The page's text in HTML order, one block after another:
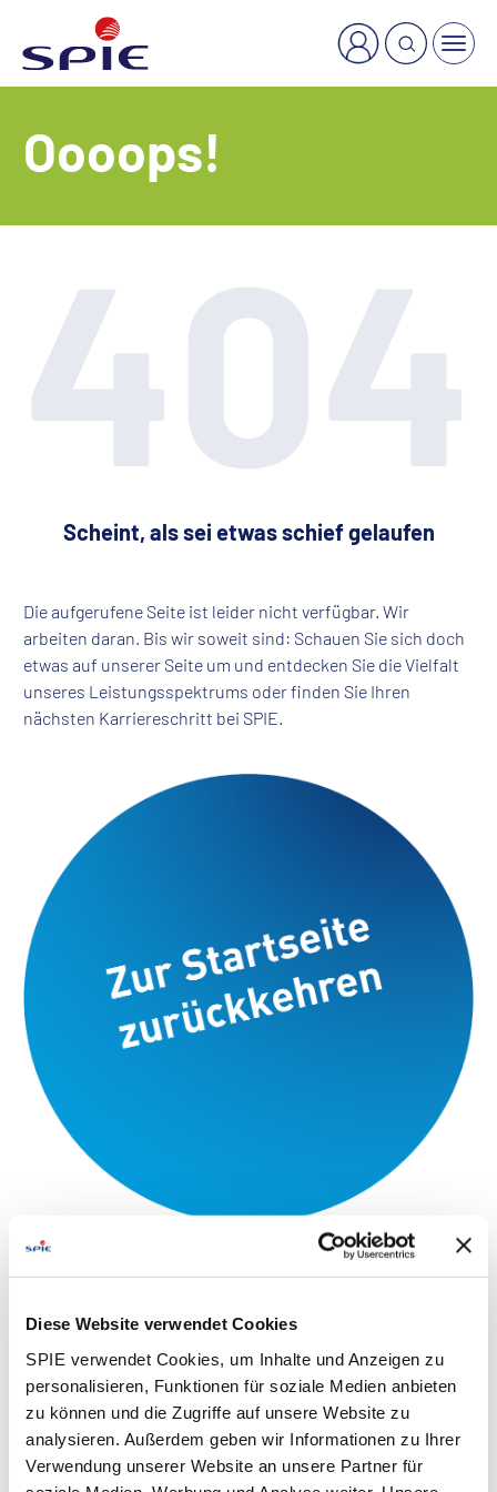
Diese Website verwendet Cookies
SPIE verwendet Cookies, um Inhalte und Anzeigen zu
personalisieren, Funktionen für soziale Medien anbieten
zu können und die Zugriffe auf unsere Website zu
analysieren. Außerdem geben wir Informationen zu Ihrer
Verwendung unserer Website an unsere Partner für
Oooops!
404
Scheint, als sei etwas schief gelaufen
Die aufgerufene Seite ist leider nicht verfügbar. Wir
arbeiten daran. Bis wir soweit sind: Schauen Sie sich doch
etwas auf unserer Seite um und entdecken Sie die Vielfalt
unseres Leistungsspektrums oder finden Sie Ihren
nächsten Karriereschritt bei SPIE.